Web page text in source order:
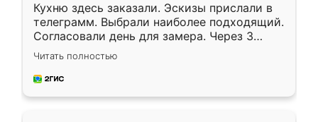
Кухню здесь заказали. Эскизы прислали в
телеграмм. Выбрали наиболее подходящий.
Согласовали день для замера. Через 3
недели кухня была уже готова. Остались
довольны работой. Спасибо Ренессанс
мебель за качественную работу!
Читать полностью